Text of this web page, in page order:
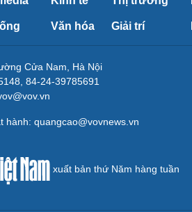
Văn hóa Giải trí
Cửa Nam, Hà Nội
84-24-39785691
hành: quangcao@vovnews.vn
xuất bản thứ Năm hàng tuần